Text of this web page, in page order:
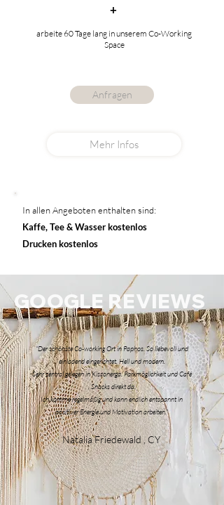
+
arbeite 60 Tage lang in unserem Co-Working
Space
Anfragen
Mehr Infos
In allen Angeboten enthalten sind:
Kaffe, Tee & Wasser kostenlos
Drucken kostenlos
GOOGLE REVIEWS
“Der schönste Co-working Ort in Paphos. So liebevoll und
einladend eingerichtet. Hell und modern.
Sehr zentral gelegen in Kissonerga. Parkmöglichkeit und Café
, Snacks direkt da.
Ich komme regelmäßig und kann endlich entspannt in
positiver Energie und Motivation arbeiten.”
Natalia Friedewald , CY